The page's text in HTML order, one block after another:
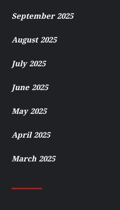
September 2025
August 2025
July 2025
June 2025
May 2025
April 2025
March 2025